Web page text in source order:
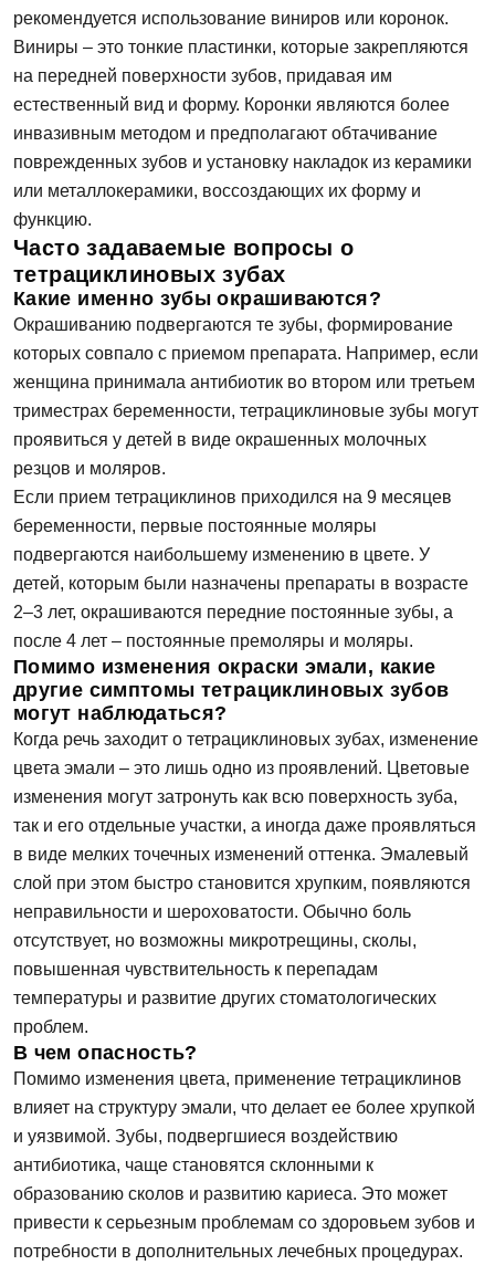
рекомендуется использование виниров или коронок.
Виниры – это тонкие пластинки, которые закрепляются
на передней поверхности зубов, придавая им
естественный вид и форму. Коронки являются более
инвазивным методом и предполагают обтачивание
поврежденных зубов и установку накладок из керамики
или металлокерамики, воссоздающих их форму и
функцию.
Часто задаваемые вопросы о
тетрациклиновых зубах
Какие именно зубы окрашиваются?
Окрашиванию подвергаются те зубы, формирование
которых совпало с приемом препарата. Например, если
женщина принимала антибиотик во втором или третьем
триместрах беременности, тетрациклиновые зубы могут
проявиться у детей в виде окрашенных молочных
резцов и моляров.
Если прием тетрациклинов приходился на 9 месяцев
беременности, первые постоянные моляры
подвергаются наибольшему изменению в цвете. У
детей, которым были назначены препараты в возрасте
2–3 лет, окрашиваются передние постоянные зубы, а
после 4 лет – постоянные премоляры и моляры.
Помимо изменения окраски эмали, какие
другие симптомы тетрациклиновых зубов
могут наблюдаться?
Когда речь заходит о тетрациклиновых зубах, изменение
цвета эмали – это лишь одно из проявлений. Цветовые
изменения могут затронуть как всю поверхность зуба,
так и его отдельные участки, а иногда даже проявляться
в виде мелких точечных изменений оттенка. Эмалевый
слой при этом быстро становится хрупким, появляются
неправильности и шероховатости. Обычно боль
отсутствует, но возможны микротрещины, сколы,
повышенная чувствительность к перепадам
температуры и развитие других стоматологических
проблем.
В чем опасность?
Помимо изменения цвета, применение тетрациклинов
влияет на структуру эмали, что делает ее более хрупкой
и уязвимой. Зубы, подвергшиеся воздействию
антибиотика, чаще становятся склонными к
образованию сколов и развитию кариеса. Это может
привести к серьезным проблемам со здоровьем зубов и
потребности в дополнительных лечебных процедурах.
Согласен наобработку персональных
Записаться на приём
Согласен наобработку персональных
данных
Отправить
Мы свяжемся с вами в ближайшее время
ОК